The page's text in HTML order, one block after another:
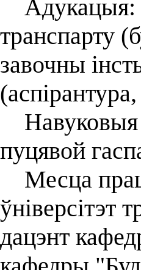
Адукацыя:
транспарту
завочны
Навуковыя
пуцявой
Месца
ўніверсітэт
дацэнт